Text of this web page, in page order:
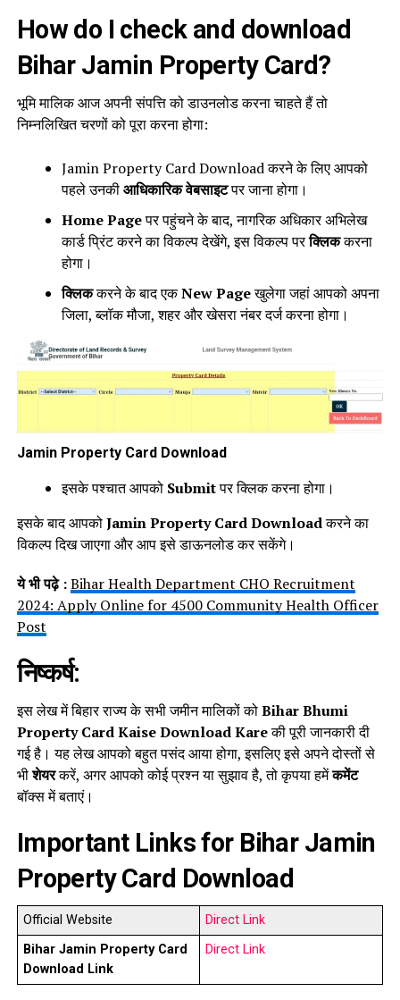
How do I check and download
Bihar Jamin Property Card?
भूमि मालिक आज अपनी संपत्ति को डाउनलोड करना चाहते हैं तो
निम्नलिखित चरणों को पूरा करना होगा:
Jamin Property Card Download करने के लिए आपको
पहले उनकीआधिकारिक वेबसाइटपर जाना होगा।
Home Pageपर पहुंचने के बाद, नागरिक अधिकार अभिलेख
कार्ड प्रिंट करने का विकल्प देखेंगे, इस विकल्प परक्लिककरना
होगा।
क्लिककरने के बाद एकNew Pageखुलेगा जहां आपको अपना
जिला, ब्लॉक मौजा, शहर और खेसरा नंबर दर्ज करना होगा।
Jamin Property Card Download
इसके पश्चात आपको Submitपर क्लिक करना होगा।
इसके बाद आपकोJamin Property Card Downloadकरने का
विकल्प दिख जाएगा और आप इसे डाऊनलोड कर सकेंगे।
ये भी पढ़े :Bihar Health Department CHO Recruitment
2024: Apply Online for 4500 Community Health Officer
Post
निष्कर्ष:
इस लेख में बिहार राज्य के सभी जमीन मालिकों कोBihar Bhumi
Property Card Kaise Download Kareकी पूरी जानकारी दी
गई है। यह लेख आपको बहुत पसंद आया होगा, इसलिए इसे अपने दोस्तों से
भीशेयरकरें, अगर आपको कोई प्रश्न या सुझाव है, तो कृपया हमेंकमेंट
बॉक्स में बताएं।
Important Links for Bihar Jamin
Property Card Download
Official Website
Direct Link
Bihar Jamin Property Card
Download Link
Direct Link